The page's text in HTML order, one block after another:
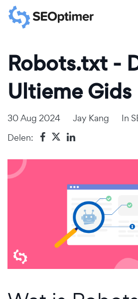
Robots.txt -
Ultieme Gids
30 Aug 2024 Jay Kang In
Delen: